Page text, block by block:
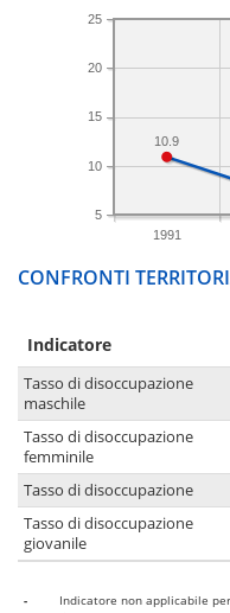
1991
5
10
15
20
25
10.9
CONFRONTI
Indicatore
Tasso di disoccupazione
maschile
Tasso di disoccupazione
femminile
Tasso di disoccupazione
Tasso di disoccupazione
giovanile
-
Indicatore non applicabile